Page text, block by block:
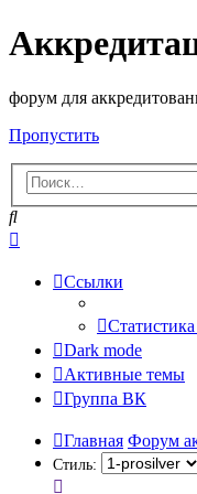
форум для
Пропустить
Поиск
Ссылки
Статистика
Dark mode
Активные темы
Группа ВК
Главная Форум
Стиль: